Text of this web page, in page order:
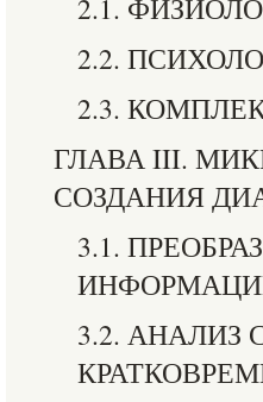
2.1.
2.2.
2.3.
ГЛАВА III.
СОЗДАНИЯ
3.1.
3.2.